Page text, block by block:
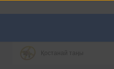
Қостанай таңы